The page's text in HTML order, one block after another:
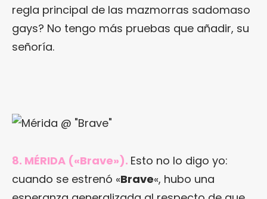
regla principal de las mazmorras sadomaso
gays? No tengo más pruebas que añadir, su
señoría.
8. MÉRIDA («Brave»). Esto no lo digo yo:
cuando se estrenó «Brave«, hubo una